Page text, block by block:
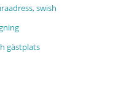
swish
gästplats